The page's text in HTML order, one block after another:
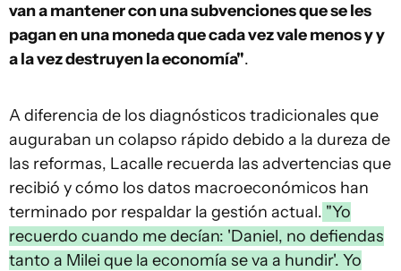
van a mantener con una subvenciones que se les
pagan en una moneda que cada vez vale menos y y
a la vez destruyen la economía".
A diferencia de los diagnósticos tradicionales que
auguraban un colapso rápido debido a la dureza de
las reformas, Lacalle recuerda las advertencias que
recibió y cómo los datos macroeconómicos han
terminado por respaldar la gestión actual. "Yo
recuerdo cuando me decían: 'Daniel, no defiendas
tanto a Milei que la economía se va a hundir'. Yo